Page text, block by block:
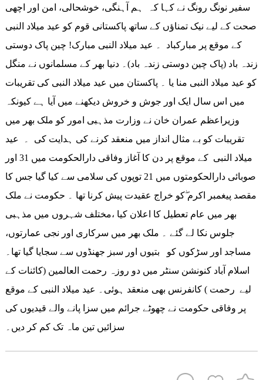
سفیر نونگ رونگ نے کہا کہ ہم آہنگی، خوشحالی، امن اور اچھی
صحت کے لیے نیک تمناؤں کے ساتھ پاکستانی قوم کو عید میلاد النبی
کے موقع پر مبارکباد ۔ عید میلاد النبی مبارک! چین پاک دوستی
زندہ باد (پاک چین دوستی زندہ باد)۔ دنیا بھر کے مسلمانوں نے منگل
کو عید میلاد النبی منا یا ۔ پاکستان میں عید میلاد النبی کی تقریبات
میں اس سال ایک اور جوش و خروش دیکھنے میں آیا ہے کیونکہ
وزیراعظم عمران خان نے وزارت مذہبی امور کو ملک بھر میں
تقریبات کو بے مثال انداز میں منعقد کرنے کی ہدایت کی ۔ عید
میلاد النبی کے موقع پر دن کا آغاز وفاقی دارالحکومت میں 31 اور
صوبائی دارالحکومتوں میں 21 توپوں کی سلامی سے کیا گیا جس کا
مقصد پیغمبر اکرم ۖکو خراج عقیدت پیش کرنا تھا ۔ حکومت نے ملک
بھر میں عام تعطیل کا اعلان کیا ،مختلف شہروں میں مذہبی
جلوس نکا لے گئے ۔ ملک بھر میں سرکاری اور نجی عمارتوں،
مساجد اور سڑکوں کو بتیوں اور سبز جھنڈوں سے سجایا گیا تھا۔
اسلام آباد کنونشن سنٹر میں دو روزہ رحمت العالمین (کائنات کے
لیے رحمت ) کانفرنس بھی منعقد ہوئی۔ عید میلاد النبی کے موقع
پر وفاقی حکومت نے چھوٹے جرائم میں سزا پانے والے قیدیوں کی
سزائیں تین ماہ تک کم کر دیں۔